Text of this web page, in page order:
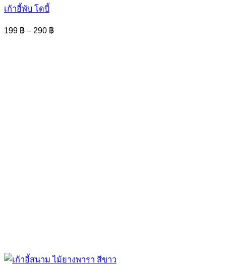
has
variants.
The
เก้าอี้พับ โดบี้
199 ฿ – 290 ฿